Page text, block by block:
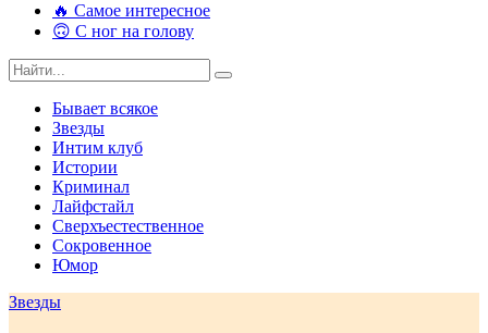
🔥 Самое интересное
🙃 С ног на голову
Бывает всякое
Звезды
Интим клуб
Истории
Криминал
Лайфстайл
Сверхъестественное
Сокровенное
Юмор
Звезды